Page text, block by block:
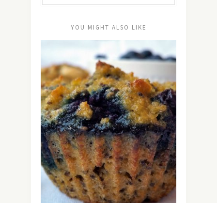
YOU MIGHT ALSO LIKE